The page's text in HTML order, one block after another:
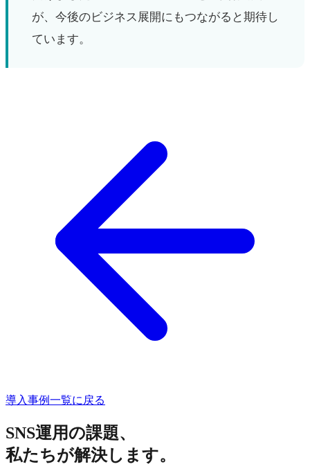
が、今後のビジネス展開にもつながると期待し
ています。
導入事例一覧に戻る
SNS運用の課題、
私たちが解決します。